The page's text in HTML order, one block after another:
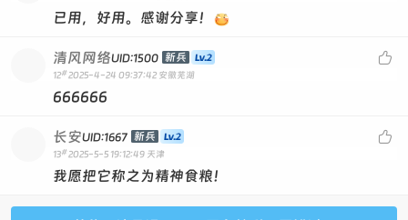
ALDSULODNMEWG
ALDAGLMQYWTCF
ALDTYBKVNAHJQ
ALDHRALKBMYXZ
ALDBCLWJEYPAF
已用，好用。感谢分享！

清风网络UID:1500 新兵
12# 2025-4-24 09:37:42 安徽芜湖
666666

长安UID:1667 新兵
13# 2025-5-5 19:12:49 天津
我愿把它称之为精神食粮！